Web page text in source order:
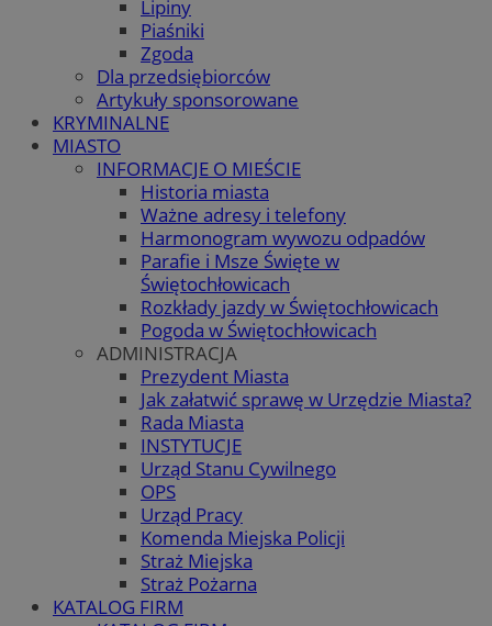
Lipiny
Piaśniki
Zgoda
Dla przedsiębiorców
Artykuły sponsorowane
KRYMINALNE
MIASTO
INFORMACJE O MIEŚCIE
Historia miasta
Ważne adresy i telefony
Harmonogram wywozu odpadów
Parafie i Msze Święte w
Świętochłowicach
Rozkłady jazdy w Świętochłowicach
Pogoda w Świętochłowicach
ADMINISTRACJA
Prezydent Miasta
Jak załatwić sprawę w Urzędzie Miasta?
Rada Miasta
INSTYTUCJE
Urząd Stanu Cywilnego
OPS
Urząd Pracy
Komenda Miejska Policji
Straż Miejska
Straż Pożarna
KATALOG FIRM